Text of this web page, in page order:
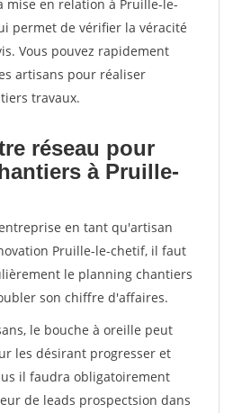
mise en relation à Pruille-le-
permet de vérifier la véracité
Vous pouvez rapidement
artisans pour réaliser
travaux.
réseau pour
à Pruille-
en tant qu'artisan
Pruille-le-chetif, il faut
le planning chantiers
son chiffre d'affaires.
le bouche à oreille peut
les désirant progresser et
il faudra obligatoirement
de leads prospectsion dans